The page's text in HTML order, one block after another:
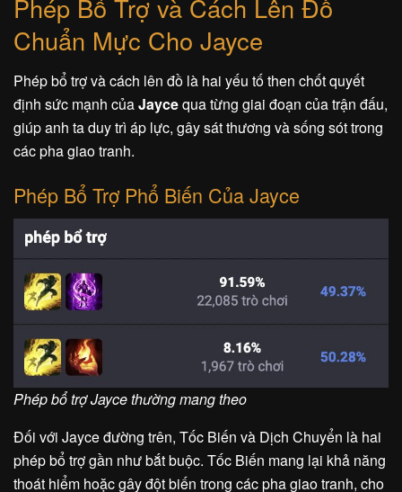
Phép Bổ Trợ và Cách Lên Đồ
Chuẩn Mực Cho Jayce
Phép bổ trợ và cách lên đồ là hai yếu tố then chốt quyết
định sức mạnh củaJaycequa từng giai đoạn của trận đấu,
giúp anh ta duy trì áp lực, gây sát thương và sống sót trong
các pha giao tranh.
Phép Bổ Trợ Phổ Biến Của Jayce
Phép bổ trợ Jayce thường mang theo
Đối với Jayce đường trên, Tốc Biến và Dịch Chuyển là hai
phép bổ trợ gần như bắt buộc. Tốc Biến mang lại khả năng
thoát hiểm hoặc gây đột biến trong các pha giao tranh, cho